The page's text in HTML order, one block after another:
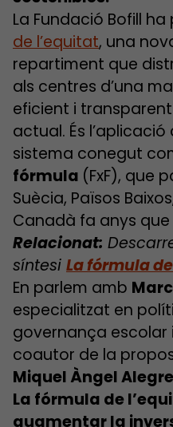
La Fundació Bofill
de l’equitat, una
repartiment que
als centres d’una
eficient i
actual. És
sistema conegut
fórmula (FxF), que
Suècia, Països
Canadà fa anys
Relacionat:
síntesi La fórmula
En parlem amb
especialitzat en
governança escolar
coautor de la
Miquel Àngel
La fórmula de
augmentar la